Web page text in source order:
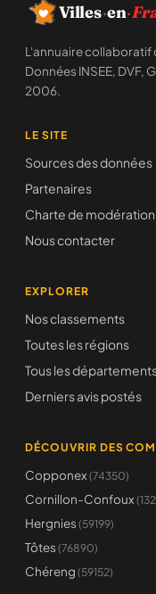
Villes·en·
L'annuaire collaboratif
Données INSEE, DVF,
2006.
LE SITE
Sources des données
Partenaires
Charte de modération
Nous contacter
EXPLORER
Nos classements
Toutes les régions
Tous les
Derniers avis postés
DÉCOUVRIR DES
Copponex (74350)
Cornillon-Confoux
Hergnies (59199)
Tôtes (76890)
Chéreng (59152)